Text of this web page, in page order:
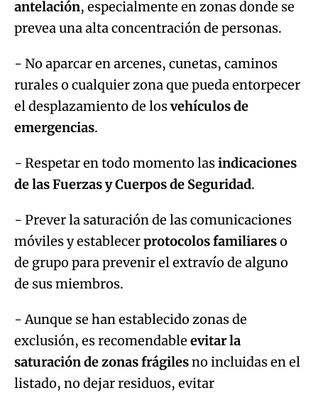
antelación, especialmente en zonas donde se
prevea una alta concentración de personas.
- No aparcar en arcenes, cunetas, caminos
rurales o cualquier zona que pueda entorpecer
el desplazamiento de losvehículos de
emergencias.
- Respetar en todo momento lasindicaciones
de las Fuerzas y Cuerpos de Seguridad.
- Prever la saturación de las comunicaciones
móviles y establecerprotocolos familiareso
de grupo para prevenir el extravío de alguno
de sus miembros.
- Aunque se han establecido zonas de
exclusión, es recomendable evitar la
saturación de zonas frágilesno incluidas en el
listado, no dejar residuos, evitar